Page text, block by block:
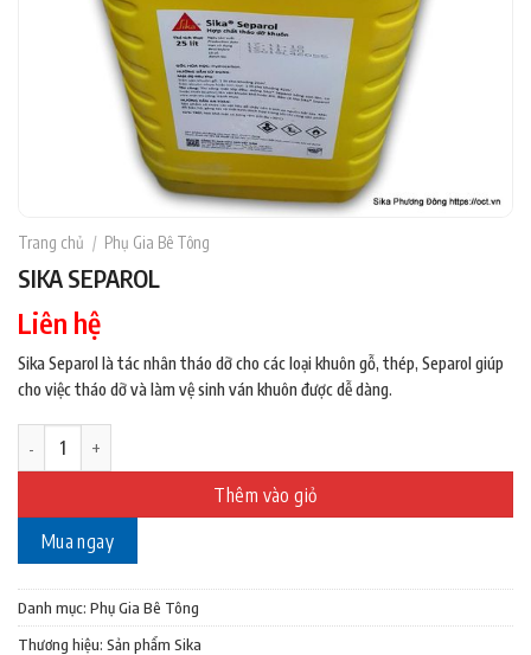
Trang chủ / Phụ Gia Bê Tông
SIKA SEPAROL
Liên hệ
Sika Separol là tác nhân tháo dỡ cho các loại khuôn gỗ, thép, Separol giúp
cho việc tháo dỡ và làm vệ sinh ván khuôn được dễ dàng.
SIKA SEPAROL số lượng
Thêm vào giỏ
Mua ngay
Danh mục: Phụ Gia Bê Tông
Thương hiệu: Sản phẩm Sika